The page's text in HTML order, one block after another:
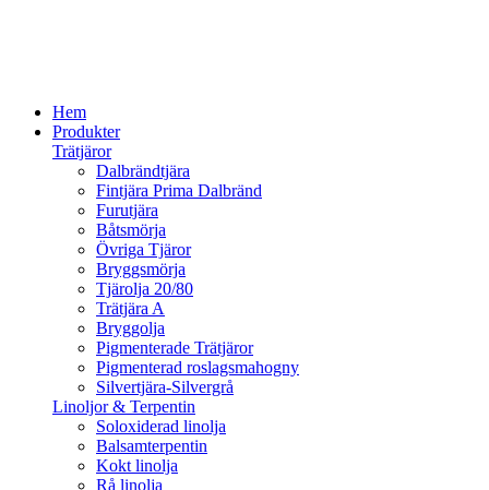
Hem
Produkter
Trätjäror
Dalbrändtjära
Fintjära Prima Dalbränd
Furutjära
Båtsmörja
Övriga Tjäror
Bryggsmörja
Tjärolja 20/80
Trätjära A
Bryggolja
Pigmenterade Trätjäror
Pigmenterad roslagsmahogny
Silvertjära-Silvergrå
Linoljor & Terpentin
Soloxiderad linolja
Balsamterpentin
Kokt linolja
Rå linolja